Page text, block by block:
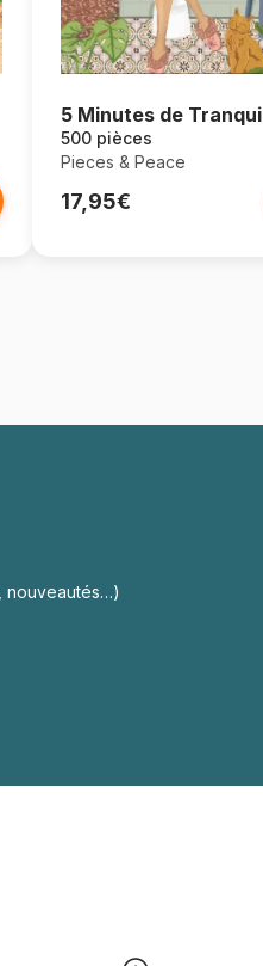
5 Minutes de
500 pièces
Pieces & Peace
17,95€
nouveautés…)